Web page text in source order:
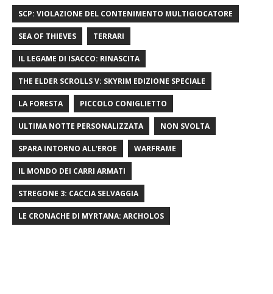
SCP: VIOLAZIONE DEL CONTENIMENTO MULTIGIOCATORE
SEA OF ​​THIEVES TERRARI
IL LEGAME DI ISACCO: RINASCITA
THE ELDER SCROLLS V: SKYRIM EDIZIONE SPECIALE
LA FORESTA PICCOLO CONIGLIETTO
ULTIMA NOTTE PERSONALIZZATA NON SVOLTA
SPARA INTORNO ALL'EROE WARFRAME
IL MONDO DEI CARRI ARMATI
STREGONE 3: CACCIA SELVAGGIA
LE CRONACHE DI MYRTANA: ARCHOLOS